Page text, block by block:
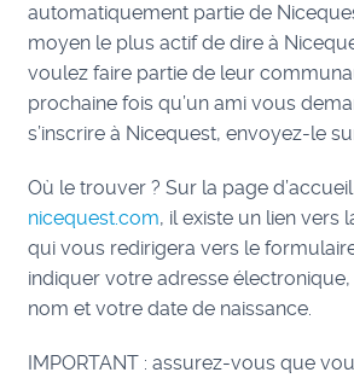
automatiquement partie de
moyen le plus actif de dire à
voulez faire partie de leur
prochaine fois qu’un ami vous
s’inscrire à Nicequest, envoyez-le
Où le trouver ? Sur la page
nicequest.com, il existe un lien vers
qui vous redirigera vers le
indiquer votre adresse
nom et votre date de naissance.
IMPORTANT : assurez-vous que